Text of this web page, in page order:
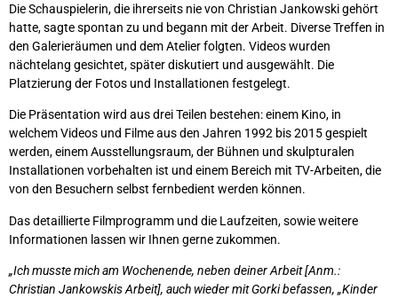
Die Schauspielerin, die ihrerseits nie von Christian Jankowski gehört
hatte, sagte spontan zu und begann mit der Arbeit. Diverse Treffen in
den Galerieräumen und dem Atelier folgten. Videos wurden
nächtelang gesichtet, später diskutiert und ausgewählt. Die
Platzierung der Fotos und Installationen festgelegt.
Die Präsentation wird aus drei Teilen bestehen: einem Kino, in
welchem Videos und Filme aus den Jahren 1992 bis 2015 gespielt
werden, einem Ausstellungsraum, der Bühnen und skulpturalen
Installationen vorbehalten ist und einem Bereich mit TV-Arbeiten, die
von den Besuchern selbst fernbedient werden können.
Das detaillierte Filmprogramm und die Laufzeiten, sowie weitere
Informationen lassen wir Ihnen gerne zukommen.
„Ich musste mich am Wochenende, neben deiner Arbeit [Anm.:
Christian Jankowskis Arbeit], auch wieder mit Gorki befassen, „Kinder